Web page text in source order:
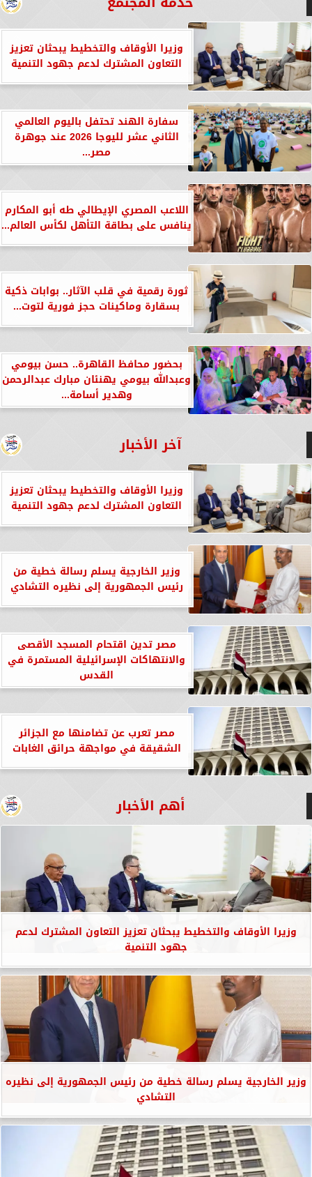
وزيرا الأوقاف والتخطيط يبحثان تعزيز
التعاون المشترك لدعم جهود التنمية
سفارة الهند تحتفل باليوم العالمي
الثاني عشر لليوجا 2026 عند جوهرة
مصر...
اللاعب المصري الإيطالي طه أبو المكارم
ينافس على بطاقة التأهل لكأس العالم...
ثورة رقمية في قلب الآثار.. بوابات ذكية
بسقارة وماكينات حجز فورية لتوت...
بحضور محافظ القاهرة.. حسن بيومي
وعبدالله بيومي يهنئان مبارك عبدالرحمن
وهدير أسامة...
آخر الأخبار
وزيرا الأوقاف والتخطيط يبحثان تعزيز
التعاون المشترك لدعم جهود التنمية
وزير الخارجية يسلم رسالة خطية من
رئيس الجمهورية إلى نظيره التشادي
مصر تدين اقتحام المسجد الأقصى
والانتهاكات الإسرائيلية المستمرة في
القدس
مصر تعرب عن تضامنها مع الجزائر
الشقيقة في مواجهة حرائق الغابات
أهم الأخبار
وزيرا الأوقاف والتخطيط يبحثان تعزيز التعاون المشترك لدعم
جهود التنمية
وزير الخارجية يسلم رسالة خطية من رئيس الجمهورية إلى نظيره
التشادي